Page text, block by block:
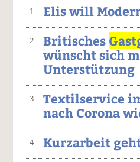
1 Elis will
2 Britisches
wünscht sich
Unterstützung
3 Textilservice
nach Corona
4 Kurzarbeit